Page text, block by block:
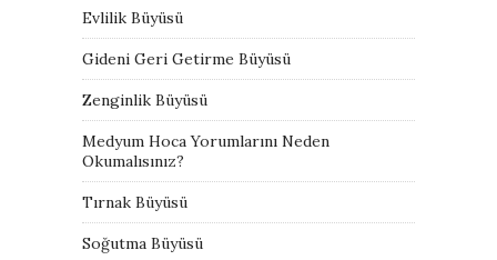
Evlilik Büyüsü
Gideni Geri Getirme Büyüsü
Zenginlik Büyüsü
Medyum Hoca Yorumlarını Neden
Okumalısınız?
Tırnak Büyüsü
Soğutma Büyüsü